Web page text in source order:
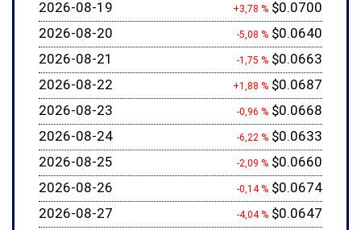
2026-08-19
+3,78 % $0.0700
2026-08-20
-5,08 % $0.0640
2026-08-21
-1,75 % $0.0663
2026-08-22
+1,88 % $0.0687
2026-08-23
-0,96 % $0.0668
2026-08-24
-6,22 % $0.0633
2026-08-25
-2,09 % $0.0660
2026-08-26
-0,14 % $0.0674
2026-08-27
-4,04 % $0.0647